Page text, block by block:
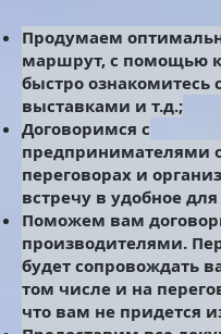
Продумаем
маршрут, с помощью
быстро ознакомитесь
выставками и т.д.;
Договоримся с
предпринимателями
переговорах и
встречу в удобное
Поможем вам
производителями.
будет сопровождать
том числе и на
что вам не придется